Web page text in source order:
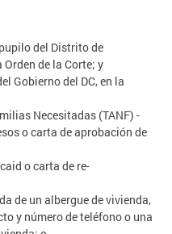
del Distrito de
de la Corte; y
Gobierno del DC, en la
Necesitadas (TANF) -
o carta de aprobación de
o carta de re-
de un albergue de vivienda,
y número de teléfono o una